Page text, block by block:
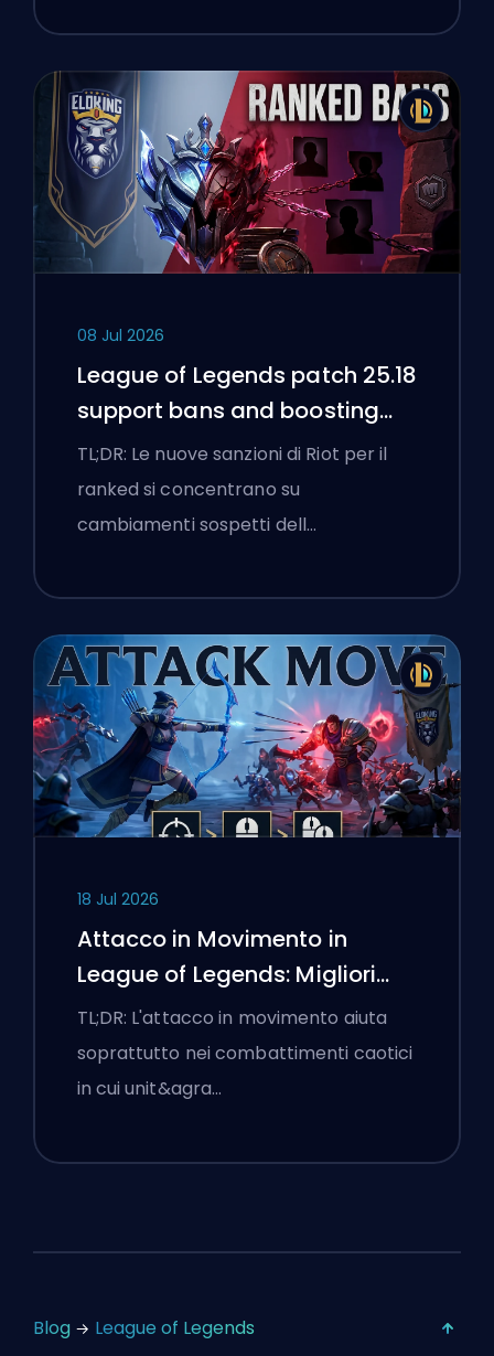
08 Jul 2026
League of Legends patch 25.18
support bans and boosting
flags
TL;DR: Le nuove sanzioni di Riot per il
ranked si concentrano su
cambiamenti sospetti dell…
18 Jul 2026
Attacco in Movimento in
League of Legends: Migliori
Impostazioni
TL;DR: L'attacco in movimento aiuta
soprattutto nei combattimenti caotici
in cui unit&agra…
Blog League of Legends